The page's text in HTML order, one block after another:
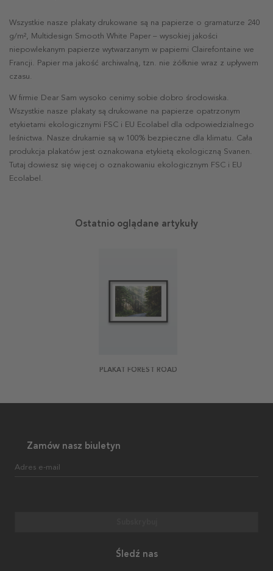
Wszystkie nasze plakaty drukowane są na papierze o gramaturze 240
g/m², Multidesign Smooth White Paper – wysokiej jakości
niepowlekanym papierze wytwarzanym w papierni Clairefontaine we
Francji. Papier ma jakość archiwalną, tzn. nie żółknie wraz z upływem
czasu.
W firmie Dear Sam wysoko cenimy sobie dobro środowiska.
Wszystkie nasze plakaty są drukowane na papierze opatrzonym
etykietami ekologicznymi FSC i EU Ecolabel dla odpowiedzialnego
leśnictwa. Nasze drukarnie są w 100% bezpieczne dla klimatu. Cała
produkcja plakatów jest oznakowana etykietą ekologiczną Svanen.
Tutaj dowiesz się więcej o oznakowaniu ekologicznym FSC i EU
Ecolabel.
Ostatnio oglądane artykuły
PLAKAT FOREST ROAD
Zamów nasz biuletyn
Adres e-mail
Śledź nas